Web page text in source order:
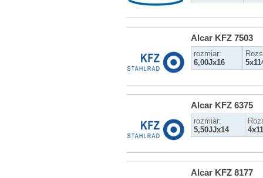
Alcar KFZ 7503
rozmiar:
6,00Jx16
Alcar KFZ 6375
rozmiar:
5,50JJx14
Alcar KFZ 8177